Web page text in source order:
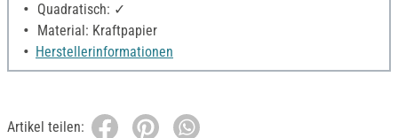
Quadratisch: ✓
Material: Kraftpapier
Herstellerinformationen
Artikel teilen: